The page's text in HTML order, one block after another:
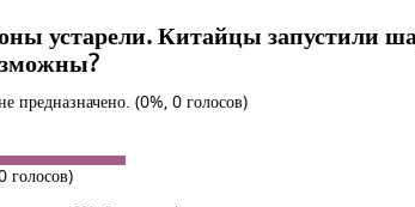
устарели. Китайцы запустили
предназначено. (0%, 0 голосов)
голосов)